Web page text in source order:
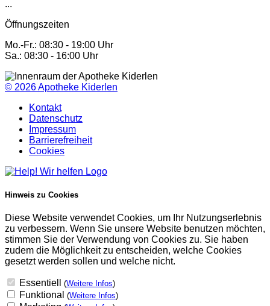
...
Öffnungszeiten
Mo.-Fr.: 08:30 - 19:00 Uhr
Sa.: 08:30 - 16:00 Uhr
© 2026Apotheke Kiderlen
Kontakt
Datenschutz
Impressum
Barrierefreiheit
Cookies
Hinweis zu Cookies
Diese Website verwendet Cookies, um Ihr Nutzungserlebnis
zu verbessern. Wenn Sie unsere Website benutzen möchten,
stimmen Sie der Verwendung von Cookies zu. Sie haben
zudem die Möglichkeit zu entscheiden, welche Cookies
gesetzt werden sollen und welche nicht.
Essentiell (Weitere Infos)
Funktional (Weitere Infos)